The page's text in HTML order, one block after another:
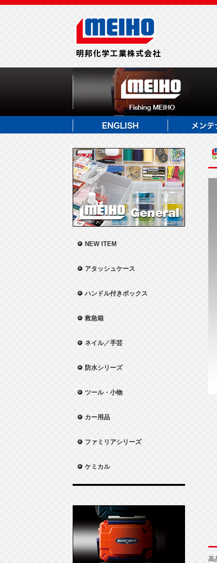
NEW ITEM
アタッシュケース
ハンドル付きボックス
救急箱
ネイル／手芸
防水シリーズ
ツール・小物
カー用品
ファミリアシリーズ
ケミカル
高